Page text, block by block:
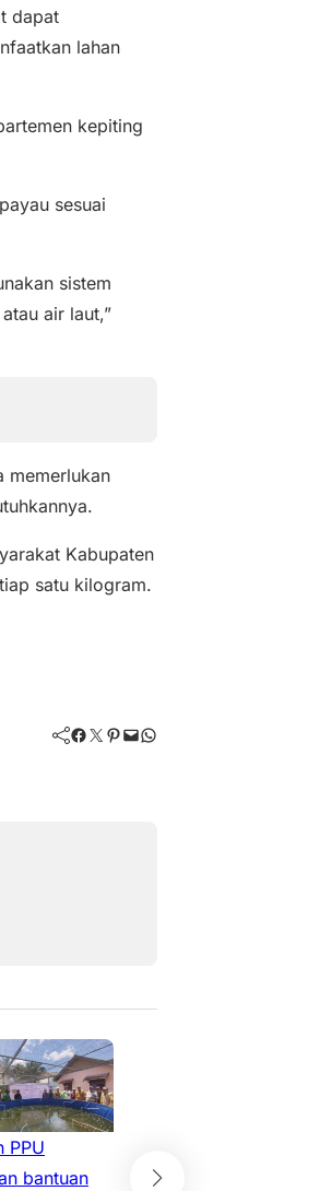
dapat
lahan
kepiting
sesuai
sistem
air laut,”
memerlukan
Kabupaten
satu kilogram.
Facebook Twitter Pinterest Mail WhatsApp
PPU
bantuan